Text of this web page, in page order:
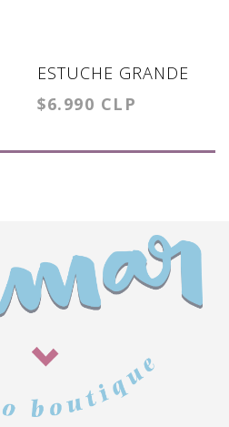
ESTUCHE GRANDE
CHAYANNE
$6.990 CLP